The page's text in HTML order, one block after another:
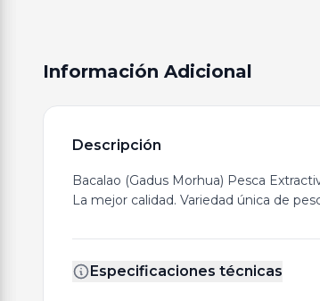
Información Adicional
Descripción
Bacalao (Gadus Morhua) Pesca
La mejor calidad. Variedad única de
Especificaciones técnicas